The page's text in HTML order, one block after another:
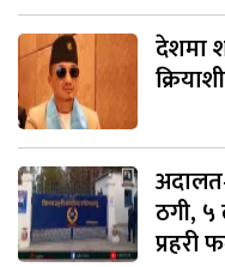
देशमा
ठगी,
प्रहरी